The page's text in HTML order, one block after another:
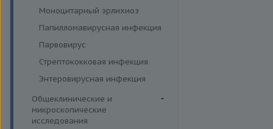
железы и диагностика
диабета
Щитовидная железа
Моноцитарный эрлихиоз
Папилломавирусная инфекция
Парвовирус
Стрептококковая инфекция
Энтеровирусная инфекция
Общеклинические и
микроскопические
исследования